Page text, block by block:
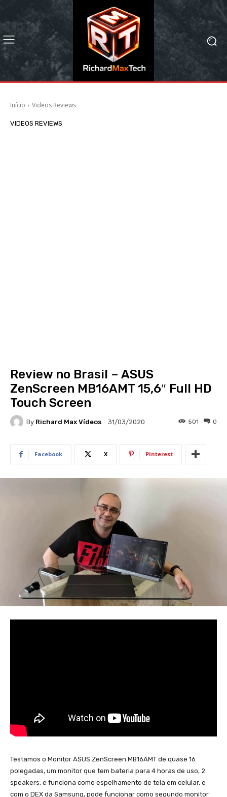
Início Videos Reviews
VIDEOS REVIEWS
Review no Brasil – ASUS
ZenScreen MB16AMT 15,6″ Full HD
Touch Screen
By Richard Max Vídeos 31/03/2020 0
501
Facebook X Pinterest
Testamos o Monitor ASUS ZenScreen MB16AMT de quase 16
polegadas, um monitor que tem bateria para 4 horas de uso, 2
speakers, e funciona como espelhamento de tela em celular, e
com o DEX da Samsung, pode funcionar como segundo monitor